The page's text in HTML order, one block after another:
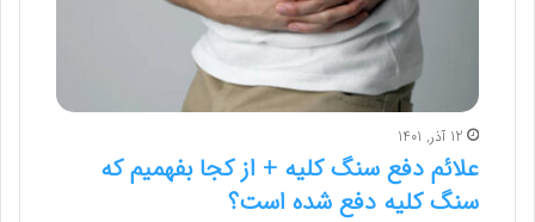
12 آذر, 1401
علائم دفع سنگ کلیه + از کجا بفهمیم که
سنگ کلیه دفع شده است؟